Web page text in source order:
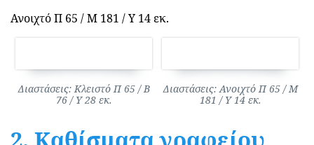
Ανοιχτό Π 65 / Μ 181 / Υ 14 εκ.
Διαστάσεις: Κλειστό Π 65 / Β
76 / Υ 28 εκ.
Διαστάσεις: Ανοιχτό Π 65 / Μ
181 / Υ 14 εκ.